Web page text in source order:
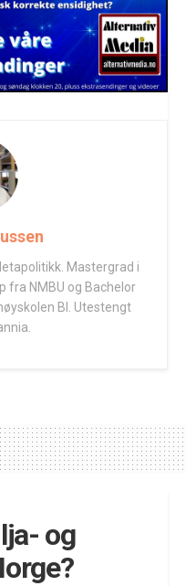
Mastergrad i
fra NMBU og Bachelor
BI. Utestengt
og